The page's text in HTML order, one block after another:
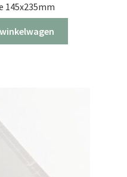
145x235mm